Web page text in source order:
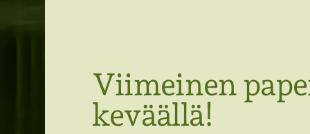
Savonlinnan seutu ry
Viimeinen
keväällä!